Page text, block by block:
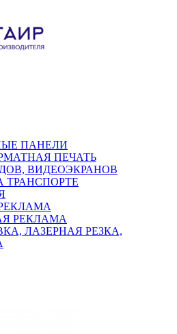
ПАНЕЛИ
ПЕЧАТЬ
ВИДЕОЭКРАНОВ
ТРАНСПОРТЕ
РЕКЛАМА
ЛАЗЕРНАЯ РЕЗКА,